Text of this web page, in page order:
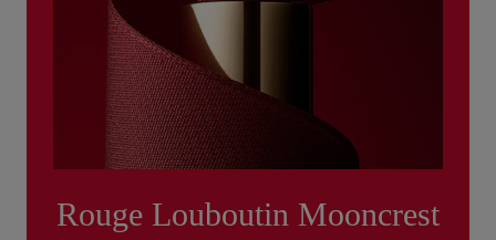
Rouge Louboutin Mooncrest